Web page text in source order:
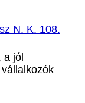
N. K. 108.
jól